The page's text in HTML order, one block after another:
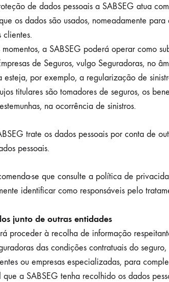
de dados pessoais a SABSEG atua
os dados são usados, nomeadamente
clientes.
momentos, a SABSEG poderá operar como
de Seguros, vulgo Seguradoras, no
esteja, por exemplo, a regularização de
titulares são tomadores de seguros, os
na ocorrência de sinistros.
trate os dados pessoais por conta de
pessoais.
se que consulte a política de
identificar como responsáveis pelo
junto de outras entidades
proceder à recolha de informação
das condições contratuais do
ou empresas especializadas, para
que a SABSEG tenha recolhido os dados